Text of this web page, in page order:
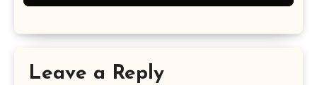
Leave a Reply